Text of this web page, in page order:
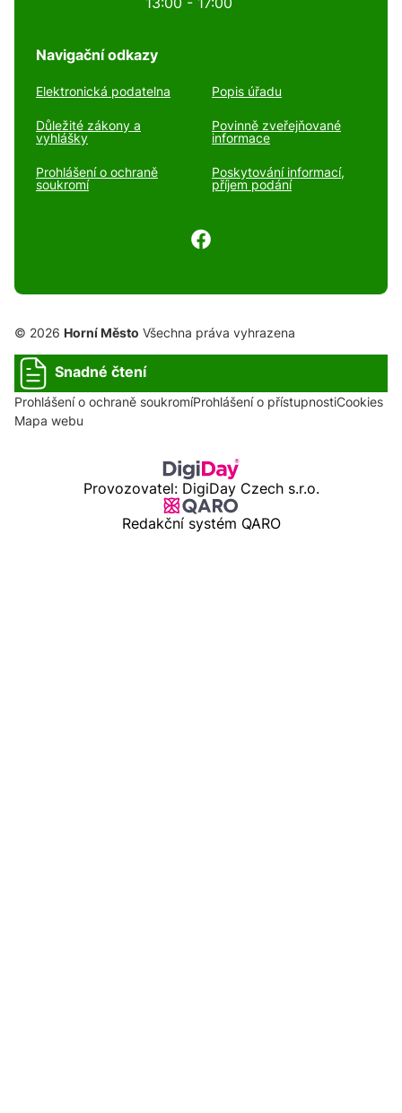
Navigační odkazy
Elektronická podatelna Popis úřadu
Důležité zákony a
vyhlášky
Povinně zveřejňované
informace
Prohlášení o ochraně
soukromí
Poskytování informací,
příjem podání
© 2026 Horní Město Všechna práva vyhrazena
Snadné čtení
Prohlášení o ochraně soukromíProhlášení o přístupnostiCookies
Mapa webu
Provozovatel: DigiDay Czech s.r.o.
Redakční systém QARO